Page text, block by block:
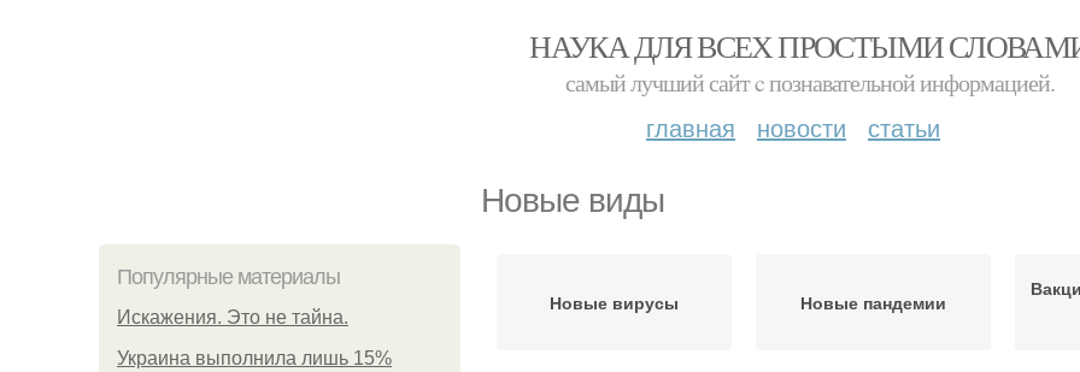
НАУКА ДЛЯ ВСЕХ ПРОСТЫМИ
самый лучший сайт c познавательной информацией.
главная новости статьи
Новые виды
Популярные материалы
Искажения. Это не тайна.
Украина выполнила лишь 15%
Новые вирусы Новые пандемии